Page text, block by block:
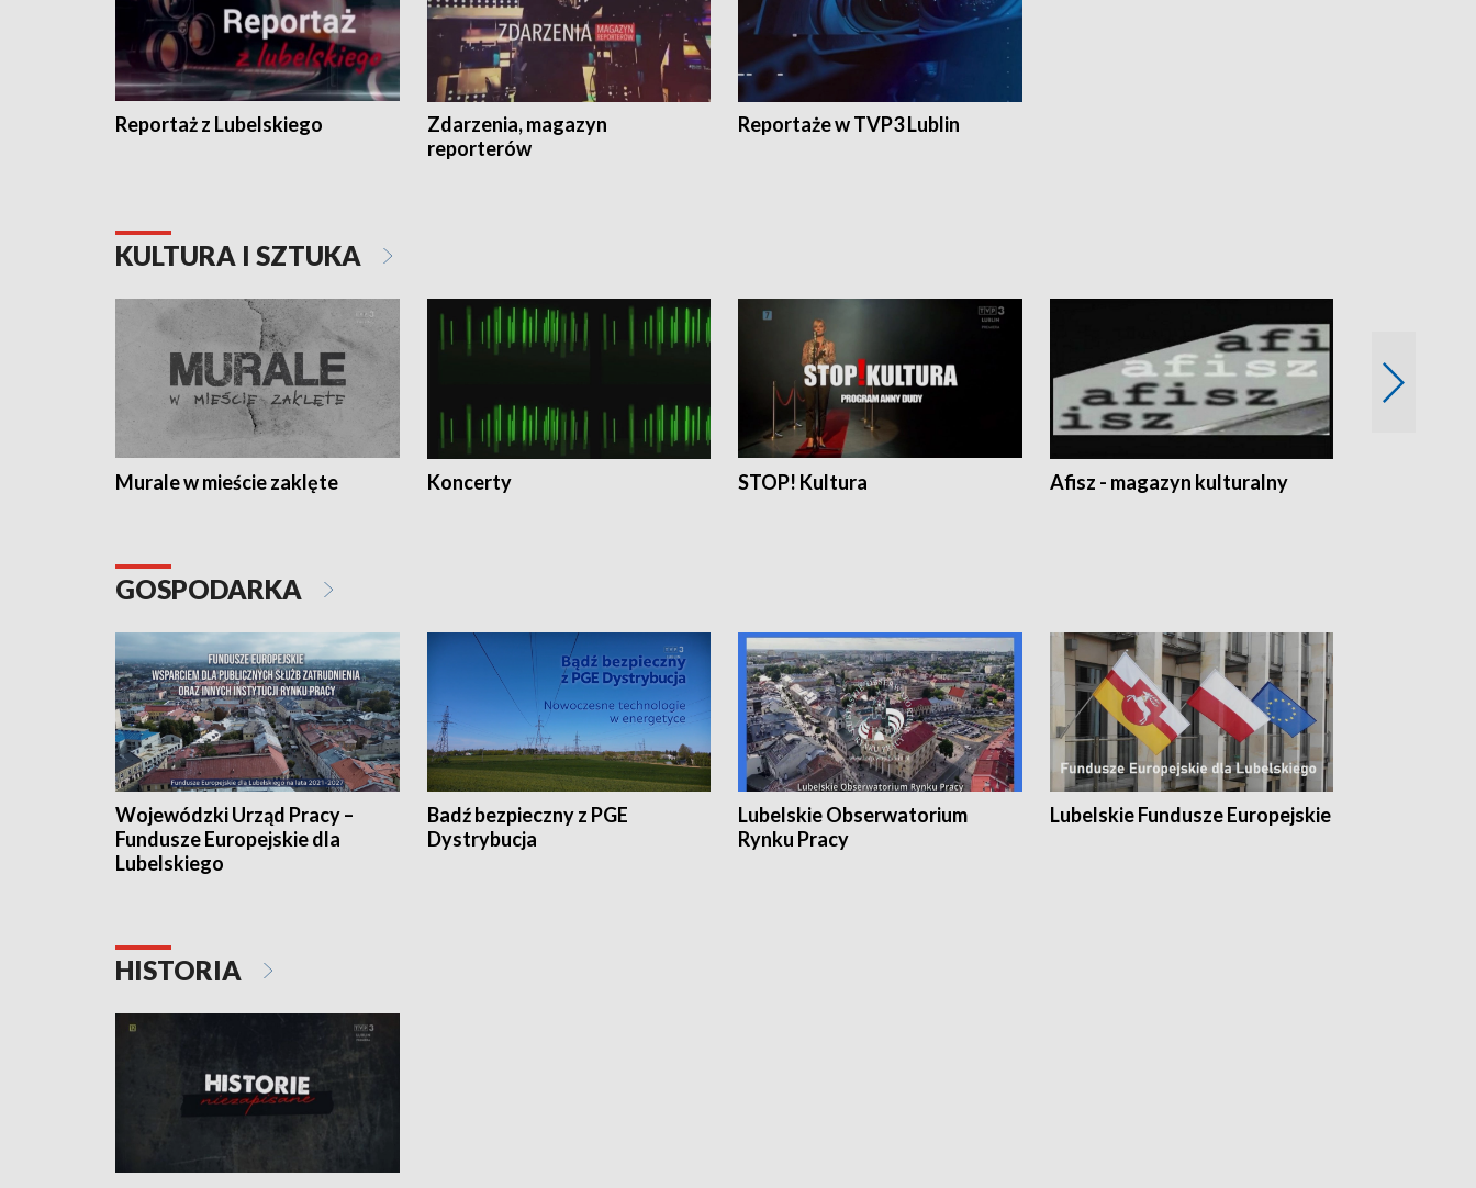
Reportaż z Lubelskiego
Zdarzenia, magazyn
reporterów
Reportaże w TVP3 Lublin
KULTURA I SZTUKA
Murale w mieście zaklęte Koncerty STOP! Kultura Afisz - magazyn kulturalny
GOSPODARKA
Wojewódzki Urząd Pracy –
Fundusze Europejskie dla
Lubelskiego
Badź bezpieczny z PGE
Dystrybucja
Lubelskie Obserwatorium
Rynku Pracy
Lubelskie Fundusze Europejskie
HISTORIA